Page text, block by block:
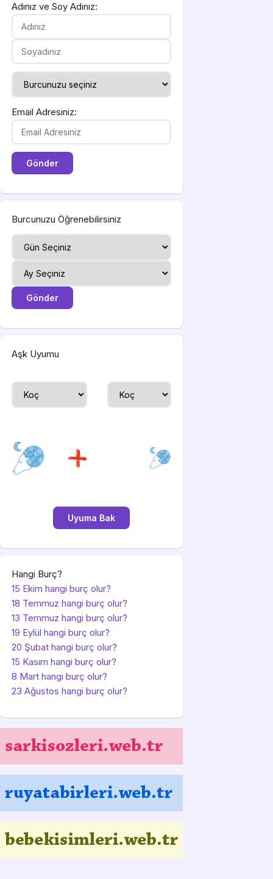
Adınız ve Soy Adınız:
Email Adresiniz:
Burcunuzu Öğrenebilirsiniz
Aşk Uyumu
Hangi Burç?
15 Ekim hangi burç olur?
18 Temmuz hangi burç olur?
13 Temmuz hangi burç olur?
19 Eylül hangi burç olur?
20 Şubat hangi burç olur?
15 Kasım hangi burç olur?
8 Mart hangi burç olur?
23 Ağustos hangi burç olur?